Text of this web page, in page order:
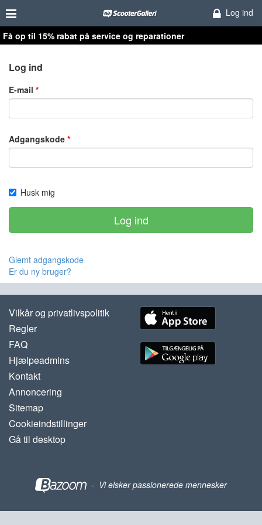
Log ind
Få op til 15% rabat på service og reparationer
Log ind
E-mail
Adgangskode
Husk mig
Log ind
Glemt adgangskode
Er du ny bruger?
Vilkår og privatlivspolitik
Regler
FAQ
Hjælpeadmins
Kontakt
Annoncering
Sitemap
Cookieindstillinger
Gå til desktop
- Vi elsker passionerede mennesker